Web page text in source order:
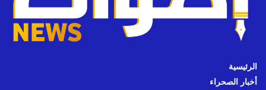
الرئيسية
أخبار الصحراء